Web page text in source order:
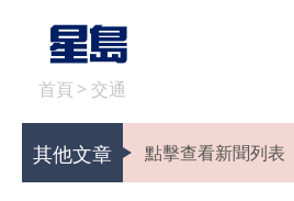
首頁 > 交通
其他文章 點擊查看新聞列表